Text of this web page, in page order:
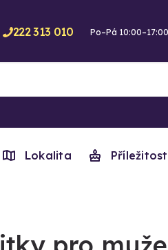
222 313 010 Po–Pá 10:00–17:00
Lokalita Příležitost